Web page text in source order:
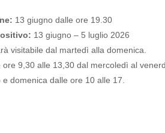
13 giugno dalle ore 19.30
13 giugno – 5 luglio 2026
visitabile dal martedì alla domenica.
ore 9,30 alle 13,30 dal mercoledì al
domenica dalle ore 10 alle 17.